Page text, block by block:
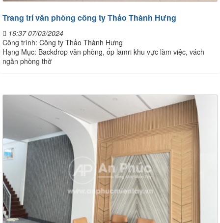
Trang trí văn phòng công ty Thảo Thành Hưng
16:37 07/03/2024
Công trình: Công ty Thảo Thành Hưng
Hạng Mục: Backdrop văn phòng, ốp lamri khu vực làm việc, vách
ngăn phòng thờ